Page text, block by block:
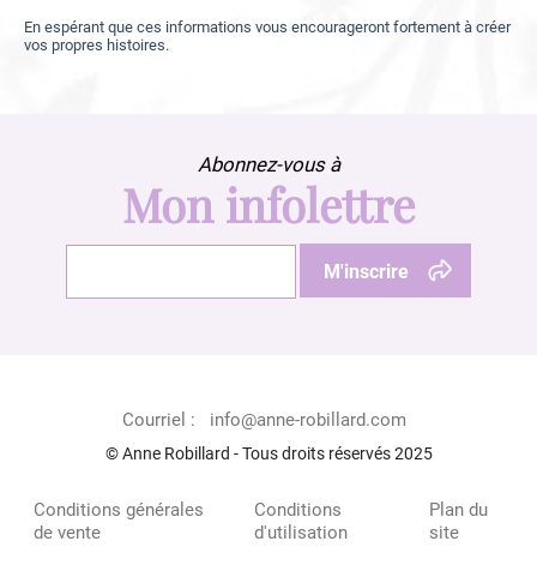
En espérant que ces informations vous encourageront fortement à créer
vos propres histoires.
Abonnez-vous à
Mon infolettre
Courriel : info@anne-robillard.com
© Anne Robillard - Tous droits réservés 2025
Conditions générales
de vente
Conditions
d'utilisation
Plan du
site